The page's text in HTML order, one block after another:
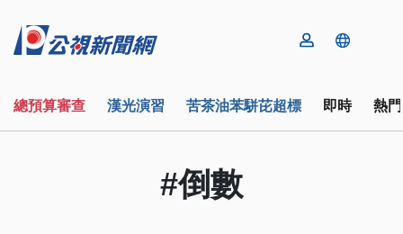
總預算審查 漢光演習 苦茶油苯駢芘超標 即時 熱
#倒數